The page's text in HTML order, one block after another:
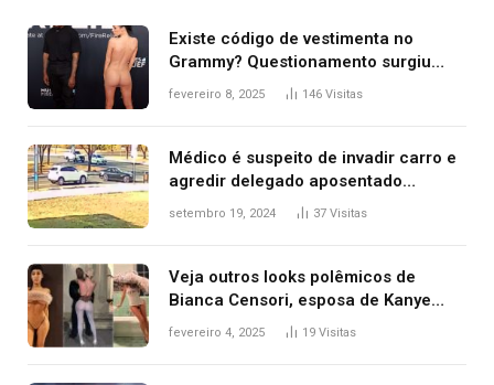
Existe código de vestimenta no
Grammy? Questionamento surgiu
após Bianca Censori, mulher de
fevereiro 8, 2025 146 Visitas
Médico é suspeito de invadir carro e
agredir delegado aposentado
durante confusão no trânsito
setembro 19, 2024 37 Visitas
Veja outros looks polêmicos de
Bianca Censori, esposa de Kanye
West que apareceu nua no Grammy
fevereiro 4, 2025 19 Visitas